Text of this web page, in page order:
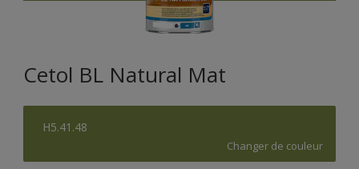
Cetol BL Natural Mat
H5.41.48
Changer de couleur